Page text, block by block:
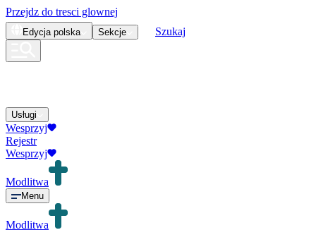
Przejdz do tresci glownej
Edycja polska Sekcje Szukaj
Usługi
Wesprzyj
Rejestr
Wesprzyj
Modlitwa
Menu
Modlitwa